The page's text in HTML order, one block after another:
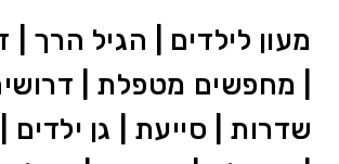
מעון לילדים | הגיל הרך |
| מחפשים מטפלת |
שדרות | סייעת | גן